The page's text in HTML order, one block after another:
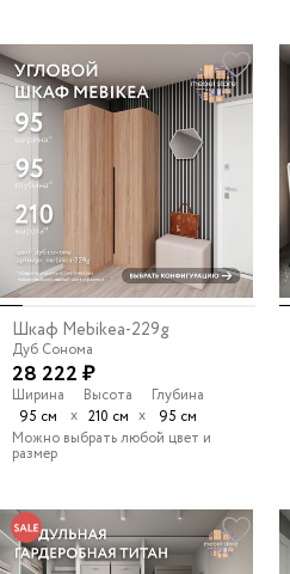
Шкаф Mebikea-229g
Дуб Сонома
28 222 ₽
Ширина
95 см
х
Высота
210 см х
Глубина
95 см
Можно выбрать любой цвет и
размер